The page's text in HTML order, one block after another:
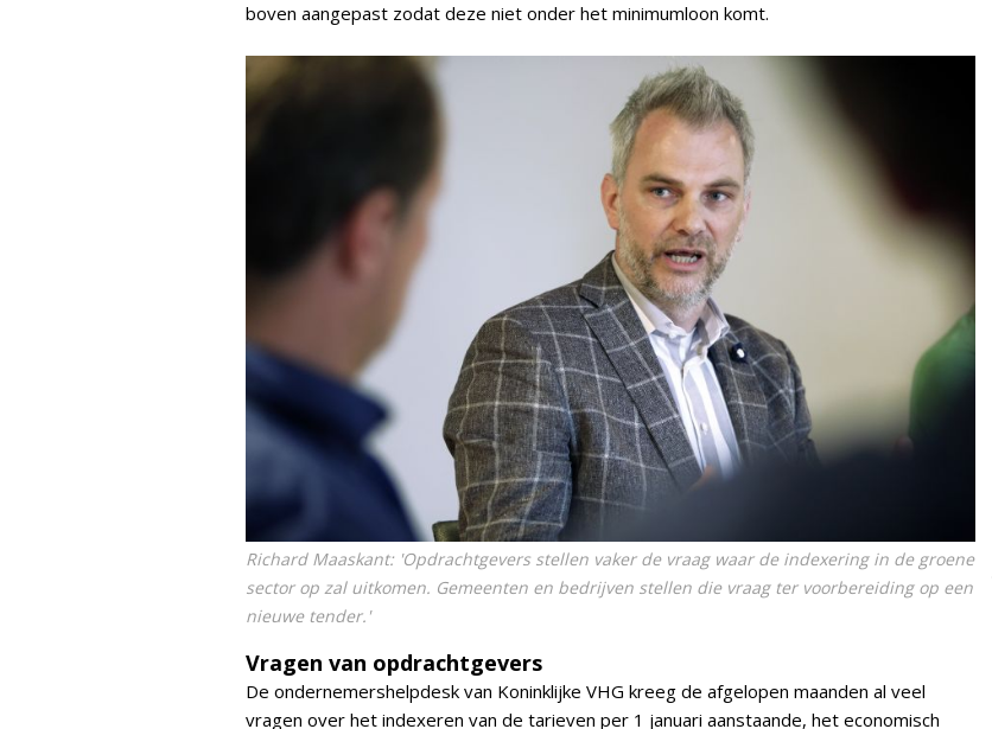
boven aangepast zodat deze niet onder het minimumloon komt.
Richard Maaskant: 'Opdrachtgevers stellen vaker de vraag waar de indexering in de groene
sector op zal uitkomen. Gemeenten en bedrijven stellen die vraag ter voorbereiding op een
nieuwe tender.'
Vragen van opdrachtgevers
De ondernemershelpdesk van Koninklijke VHG kreeg de afgelopen maanden al veel
vragen over het indexeren van de tarieven per 1 januari aanstaande, het economisch